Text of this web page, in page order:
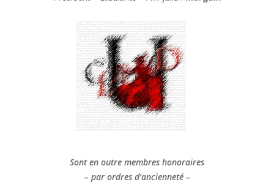
Sont en outre membres honoraires
– par ordres d’ancienneté –